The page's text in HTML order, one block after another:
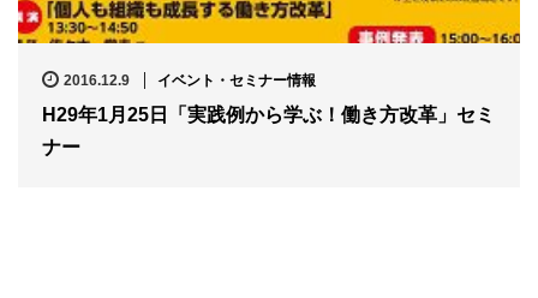
2016.12.9 イベント・セミナー情報
H29年1月25日「実践例から学ぶ！働き方改革」セミ
ナー